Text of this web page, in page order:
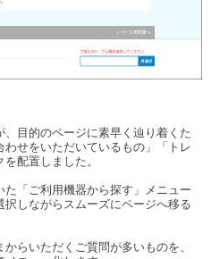
目的のページに素早く辿り着くた
せをいただいているもの」「トレ
配置しました。
「ご利用機器から探す」メニュー
しながらスムーズにページへ移る
らいただくご質問が多いものを、